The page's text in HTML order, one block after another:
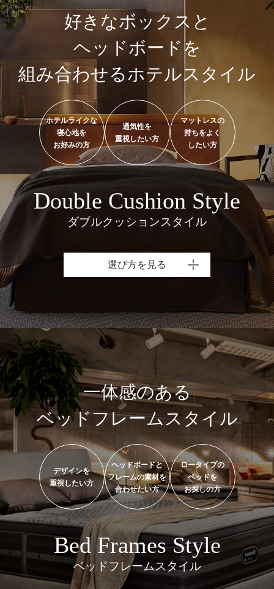
好きなボックスと
ヘッドボードを
組み合わせるホテルスタイル
ホテルライクな
寝心地を
お好みの方
通気性を
重視したい方
マットレスの
持ちをよく
したい方
Double Cushion Style
ダブルクッションスタイル
選び方を見る
一体感のある
ベッドフレームスタイル
デザインを
重視したい方
ヘッドボードと
フレームの素材を
合わせたい方
ロータイプの
ベッドを
お探しの方
Bed Frames Style
ベッドフレームスタイル